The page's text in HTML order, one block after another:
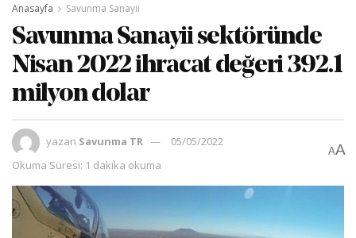
Anasayfa Savunma Sanayii
Savunma Sanayii sektöründe
Nisan 2022 ihracat değeri 392.1
milyon dolar
yazan Savunma TR
05/05/2022
Okuma Süresi: 1 dakika okuma
AA